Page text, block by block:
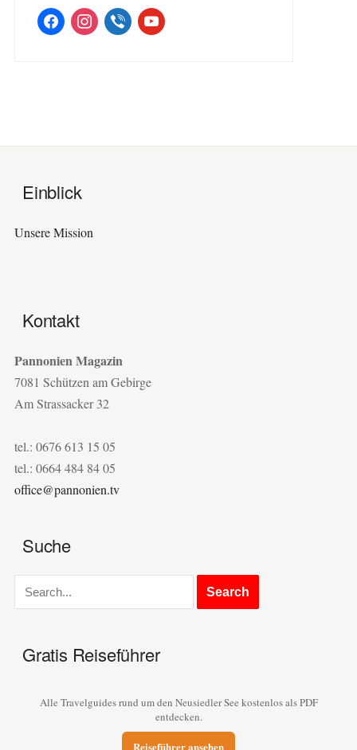
facebookinstagramviber youtube
Einblick
Unsere Mission
Kontakt
Pannonien Magazin
7081 Schützen am Gebirge
Am Strassacker 32
tel.: 0676 613 15 05
tel.: 0664 484 84 05
office@pannonien.tv
Suche
Gratis Reiseführer
Alle Travelguides rund um den Neusiedler See kostenlos als PDF
entdecken.
Reiseführer ansehen